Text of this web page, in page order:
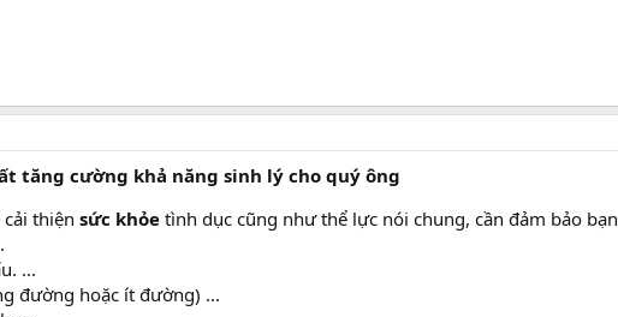
tăng cường khả năng sinh lý cho quý ông
thiện sức khỏe tình dục cũng như thể lực nói chung, cần đảm bảo bạn
...
đường hoặc ít đường) ...